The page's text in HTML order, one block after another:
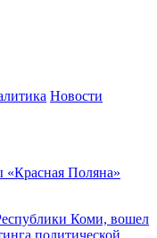
Новости
«Красная Поляна»
Коми, вошел
политической